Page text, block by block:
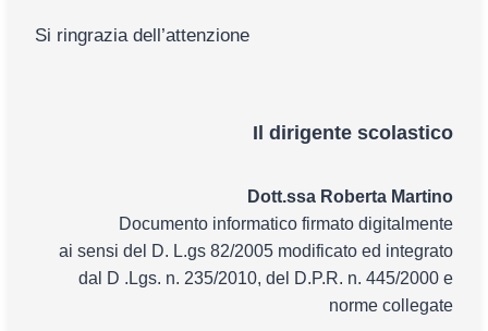
Si ringrazia dell’attenzione
Il dirigente scolastico
Dott.ssa Roberta Martino
Documento informatico firmato digitalmente
ai sensi del D. L.gs 82/2005 modificato ed integrato
dal D .Lgs. n. 235/2010, del D.P.R. n. 445/2000 e
norme collegate